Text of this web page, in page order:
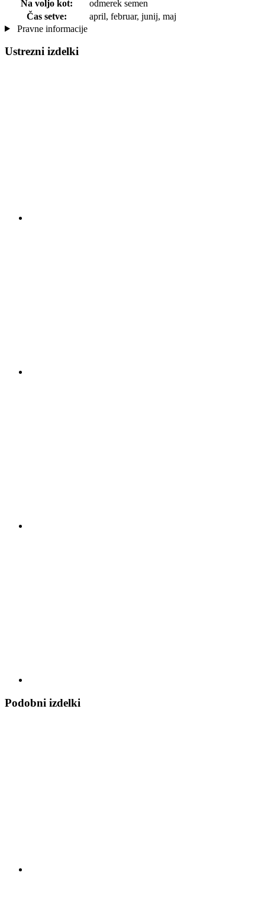
Na voljo kot:
odmerek semen
Čas setve:
april, februar, junij, maj
Pravne informacije
Ustrezni izdelki
Podobni izdelki